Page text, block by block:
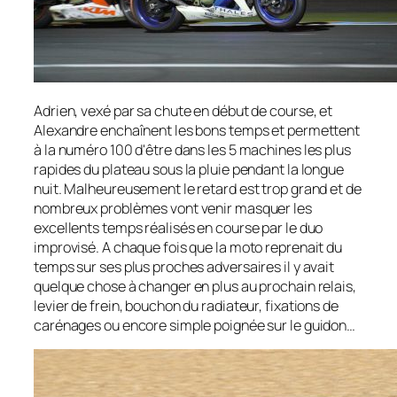
Adrien, vexé par sa chute en début de course, et
Alexandre enchaînent les bons temps et permettent
à la numéro 100 d'être dans les 5 machines les plus
rapides du plateau sous la pluie pendant la longue
nuit. Malheureusement le retard est trop grand et de
nombreux problèmes vont venir masquer les
excellents temps réalisés en course par le duo
improvisé. A chaque fois que la moto reprenait du
temps sur ses plus proches adversaires il y avait
quelque chose à changer en plus au prochain relais,
levier de frein, bouchon du radiateur, fixations de
carénages ou encore simple poignée sur le guidon…